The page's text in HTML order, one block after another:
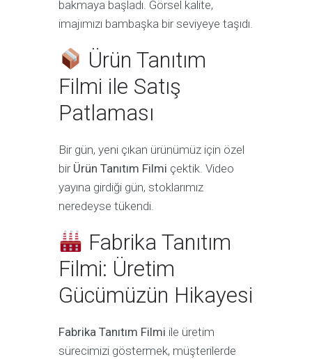
bakmaya başladı. Görsel kalite,
imajımızı bambaşka bir seviyeye taşıdı.
Ürün Tanıtım
Filmi ile Satış
Patlaması
Bir gün, yeni çıkan ürünümüz için özel
bir Ürün Tanıtım Filmi çektik. Video
yayına girdiği gün, stoklarımız
neredeyse tükendi.
Fabrika Tanıtım
Filmi: Üretim
Gücümüzün Hikayesi
Fabrika Tanıtım Filmi ile üretim
sürecimizi göstermek, müşterilerde